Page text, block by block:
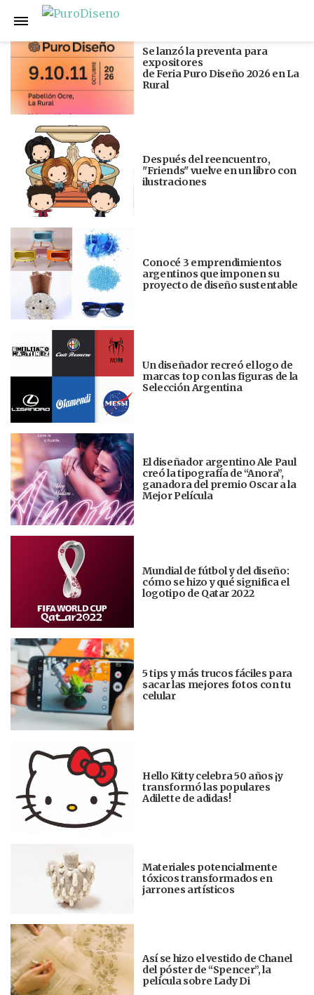
Anterior
Se lanzó la preventa para
expositores
de Feria Puro Diseño 2026 en La
Rural
Después del reencuentro,
"Friends" vuelve en un libro con
ilustraciones
Conocé 3 emprendimientos
argentinos que imponen su
proyecto de diseño sustentable
Un diseñador recreó el logo de
marcas top con las figuras de la
Selección Argentina
El diseñador argentino Ale Paul
creó la tipografía de “Anora”,
ganadora del premio Oscar a la
Mejor Película
Mundial de fútbol y del diseño:
cómo se hizo y qué significa el
logotipo de Qatar 2022
5 tips y más trucos fáciles para
sacar las mejores fotos con tu
celular
Hello Kitty celebra 50 años ¡y
transformó las populares
Adilette de adidas!
Materiales potencialmente
tóxicos transformados en
jarrones artísticos
Así se hizo el vestido de Chanel
del póster de “Spencer”, la
película sobre Lady Di
Siguiente